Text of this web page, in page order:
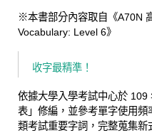
※本書部分內容取自《A70N
Vocabulary: Level 6》
收字最精準！
依據大學入學考試中心於
表」修編，並參考單字使用
類考試重要字詞，完整蒐集